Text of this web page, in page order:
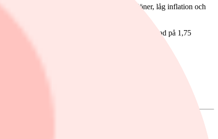
knappt 3 procent 2026, drivet av stigande löner, låg inflation och
i år, och att styrräntan väntas ligga oförändrad på 1,75